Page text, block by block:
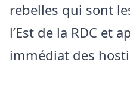
rebelles qui sont
l’Est de la RDC et
immédiat des